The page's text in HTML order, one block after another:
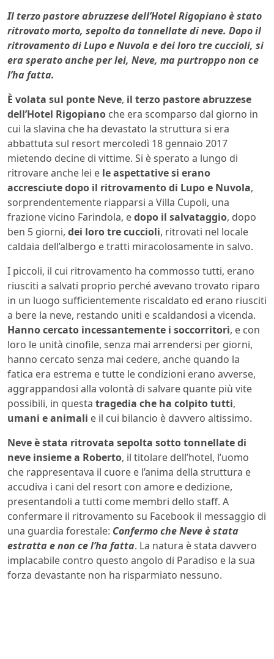
Il terzo pastore abruzzese dell’Hotel Rigopiano è stato
ritrovato morto, sepolto da tonnellate di neve. Dopo il
ritrovamento di Lupo e Nuvola e dei loro tre cuccioli, si
era sperato anche per lei, Neve, ma purtroppo non ce
l’ha fatta.
È volata sul ponte Neve, il terzo pastore abruzzese
dell’Hotel Rigopiano che era scomparso dal giorno in
cui la slavina che ha devastato la struttura si era
abbattuta sul resort mercoledì 18 gennaio 2017
mietendo decine di vittime. Si è sperato a lungo di
ritrovare anche lei e le aspettative si erano
accresciute dopo il ritrovamento di Lupo e Nuvola,
sorprendentemente riapparsi a Villa Cupoli, una
frazione vicino Farindola, edopo il salvataggio, dopo
ben 5 giorni, dei loro tre cuccioli, ritrovati nel locale
caldaia dell’albergo e tratti miracolosamente in salvo.
I piccoli, il cui ritrovamento ha commosso tutti, erano
riusciti a salvati proprio perché avevano trovato riparo
in un luogo sufficientemente riscaldato ed erano riusciti
a bere la neve, restando uniti e scaldandosi a vicenda.
Hanno cercato incessantemente i soccorritori, e con
loro le unità cinofile, senza mai arrendersi per giorni,
hanno cercato senza mai cedere, anche quando la
fatica era estrema e tutte le condizioni erano avverse,
aggrappandosi alla volontà di salvare quante più vite
possibili, in questa tragedia che ha colpito tutti,
umani e animali e il cui bilancio è davvero altissimo.
Neve è stata ritrovata sepolta sotto tonnellate di
neve insieme a Roberto, il titolare dell’hotel, l’uomo
che rappresentava il cuore e l’anima della struttura e
accudiva i cani del resort con amore e dedizione,
presentandoli a tutti come membri dello staff. A
confermare il ritrovamento su Facebook il messaggio di
una guardia forestale: Confermo che Neve è stata
estratta e non ce l’ha fatta. La natura è stata davvero
implacabile contro questo angolo di Paradiso e la sua
forza devastante non ha risparmiato nessuno.